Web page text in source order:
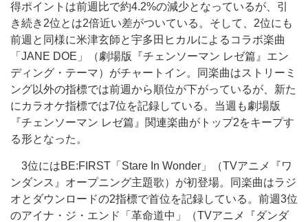
得ポイントは前週比で約4.2%の減少となっているが、引
き続き2位とは2倍近い差がついている。そして、2位にも
前週と同様に米津玄師と宇多田ヒカルによるコラボ楽曲
「JANE DOE」（劇場版『チェンソーマン レゼ篇』エン
ディング・テーマ）がチャートイン。同楽曲はストリーミ
ング以外の指標では前週から順位が下がっているが、新た
にカラオケ指標では7位を記録している。当週も劇場版
『チェンソーマン レゼ篇』関連楽曲がトップ2をキープす
る形となった。
3位にはBE:FIRST「Stare In Wonder」（TVアニメ『ワ
ンダンス』オープニング主題歌）が初登場。同楽曲はラジ
オとダウンロードの2指標で首位を記録している。前週3位
のアイナ・ジ・エンド「革命道中」（TVアニメ『ダンダ